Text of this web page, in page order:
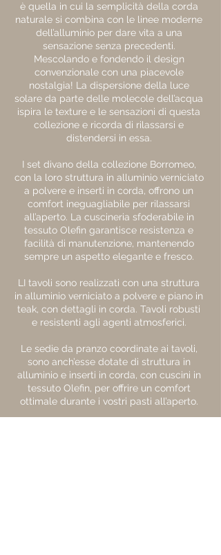
è quella in cui la semplicità della corda
naturale si combina con le linee moderne
dell’alluminio per dare vita a una
sensazione senza precedenti.
Mescolando e fondendo il design
convenzionale con una piacevole
nostalgia! La dispersione della luce
solare da parte delle molecole dell’acqua
ispira le texture e le sensazioni di questa
collezione e ricorda di rilassarsi e
distendersi in essa.
I set divano della collezione Borromeo,
con la loro struttura in alluminio verniciato
a polvere e inserti in corda, offrono un
comfort ineguagliabile per rilassarsi
all’aperto. La cuscineria sfoderabile in
tessuto Olefin garantisce resistenza e
facilità di manutenzione, mantenendo
sempre un aspetto elegante e fresco.
LI tavoli sono realizzati con una struttura
in alluminio verniciato a polvere e piano in
teak, con dettagli in corda. Tavoli robusti
e resistenti agli agenti atmosferici.
Le sedie da pranzo coordinate ai tavoli,
sono anch’esse dotate di struttura in
alluminio e inserti in corda, con cuscini in
tessuto Olefin, per offrire un comfort
ottimale durante i vostri pasti all’aperto.